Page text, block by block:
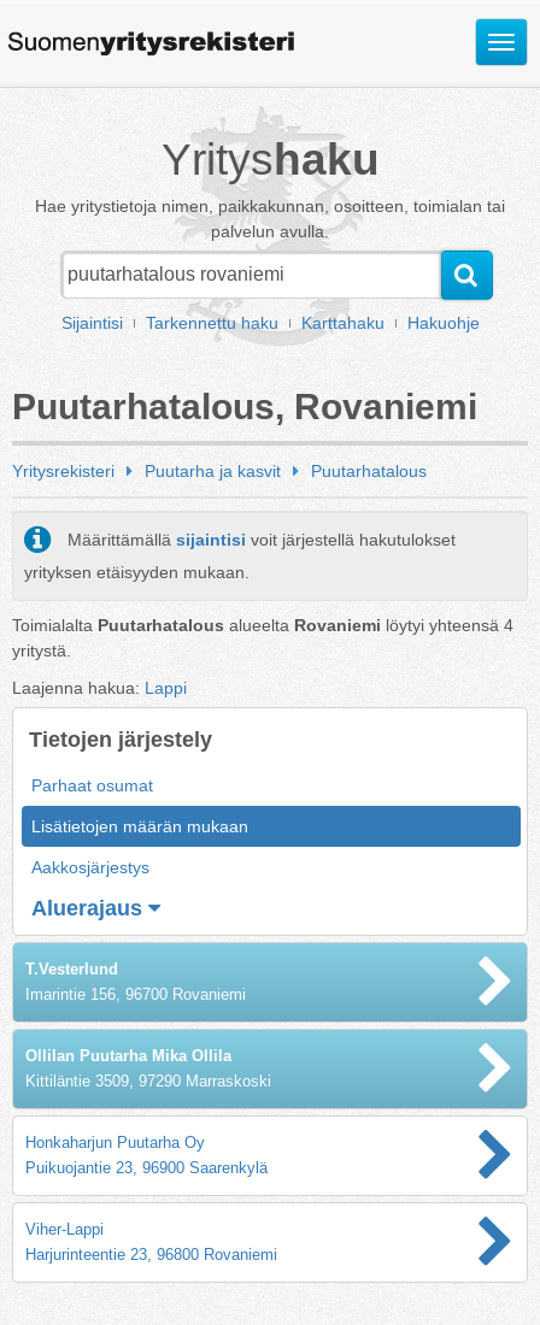
Avaa
Yrityshaku
Hae yritystietoja nimen, paikkakunnan, osoitteen, toimialan tai
palvelun avulla.
Sijaintisi Tarkennettu haku Karttahaku Hakuohje
Puutarhatalous, Rovaniemi
Yritysrekisteri Puutarha ja kasvit Puutarhatalous
Määrittämällä sijaintisi voit järjestellä hakutulokset
yrityksen etäisyyden mukaan.
Toimialalta Puutarhatalous alueelta Rovaniemi löytyi yhteensä 4
yritystä.
Laajenna hakua: Lappi
Tietojen järjestely
Parhaat osumat
Lisätietojen määrän mukaan
Aakkosjärjestys
Aluerajaus
T.Vesterlund
Imarintie 156, 96700 Rovaniemi
Ollilan Puutarha Mika Ollila
Kittiläntie 3509, 97290 Marraskoski
Honkaharjun Puutarha Oy
Puikuojantie 23, 96900 Saarenkylä
Viher-Lappi
Harjurinteentie 23, 96800 Rovaniemi